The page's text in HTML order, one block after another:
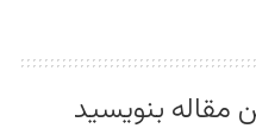
مقاله بنویسید